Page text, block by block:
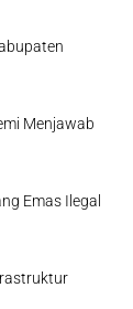
Menjawab
Emas Ilegal